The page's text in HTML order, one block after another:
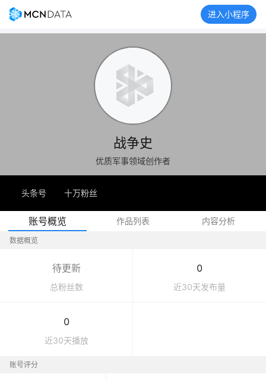
进入小程序
战争史
优质军事领域创作者
头条号 十万粉丝
账号概览 作品列表 内容分析
数据概览
待更新
总粉丝数
0
近30天发布量
0
近30天播放
账号评分